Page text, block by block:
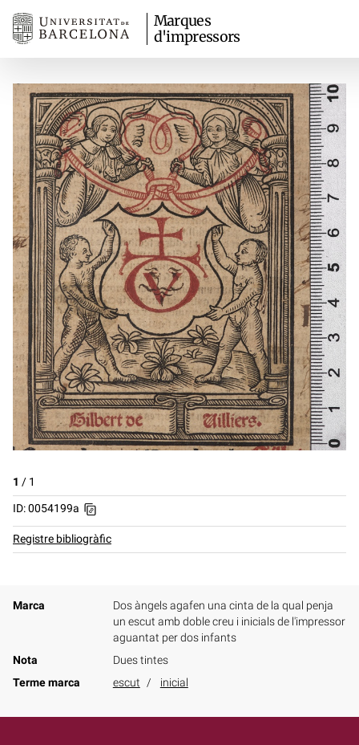
Marques
d'impressors
1 / 1
ID: 0054199a
Registre bibliogràfic
Marca
Dos àngels agafen una cinta de la qual penja
un escut amb doble creu i inicials de l'impressor
aguantat per dos infants
Nota
Dues tintes
Terme marca
escut inicial